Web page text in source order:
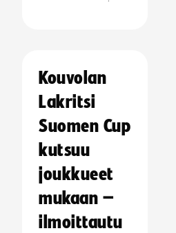
Kouvolan
Lakritsi
Suomen Cup
kutsuu
joukkueet
mukaan –
ilmoittautu